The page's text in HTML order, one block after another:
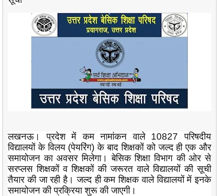
लखनऊ। प्रदेश में कम नामांकन वाले 10827 परिषदीय
विद्यालयों के विलय (पेयरिंग) के बाद शिक्षकों को जल्द ही एक और
समायोजन का अवसर मिलेगा। बेसिक शिक्षा विभाग की ओर से
सरप्लस शिक्षकों व शिक्षकों की जरूरत वाले विद्यालयों की सूची
तैयार की जा रही है। जल्द ही कम शिक्षक वाले विद्यालयों में इनके
समायोजन की प्रक्रिया शुरू की जाएगी।